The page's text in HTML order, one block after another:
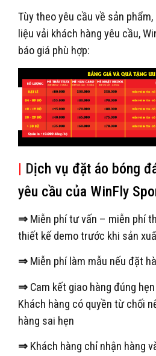
Tùy theo yêu cầu về sản
liệu vải khách hàng yêu cầu,
báo giá phù hợp:
| Dịch vụ đặt áo bóng
yêu cầu của WinFly
⇒ Miễn phí tư vấn – miễn phí
thiết kế demo trước khi sản
⇒ Miễn phí làm mẫu nếu đặt
⇒ Cam kết giao hàng đúng
Khách hàng có quyền từ chối
hàng sai hẹn
⇒ Khách hàng chỉ nhận hàng